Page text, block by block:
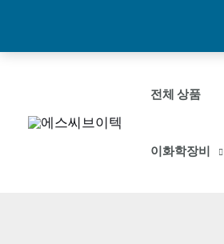
전체 상품
이화학장비